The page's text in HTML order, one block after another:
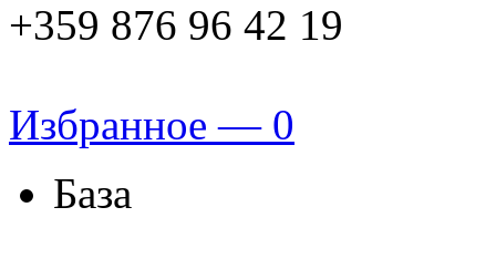
+359 876 96 42 19
Избранное — 0
База